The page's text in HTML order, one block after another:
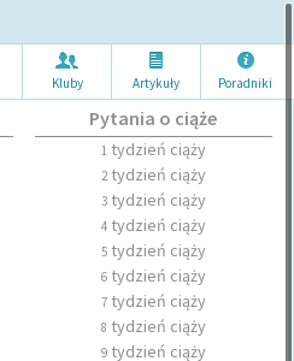
Kluby Artykuły Poradniki
Pytania o ciąże
1tydzień ciąży
2tydzień ciąży
3tydzień ciąży
4tydzień ciąży
5tydzień ciąży
6tydzień ciąży
7tydzień ciąży
8 tydzień ciąży
9tydzień ciąży